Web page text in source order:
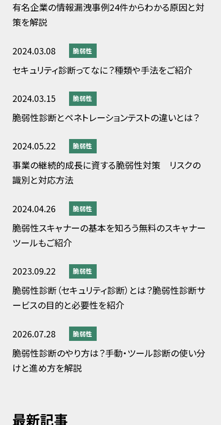
有名企業の情報漏洩事例24件からわかる原因と対
策を解説
2024.03.08 脆弱性
セキュリティ診断ってなに？種類や手法をご紹介
2024.03.15 脆弱性
脆弱性診断とペネトレーションテストの違いとは？
2024.05.22 脆弱性
事業の継続的成長に資する脆弱性対策 リスクの
識別と対応方法
2024.04.26 脆弱性
脆弱性スキャナーの基本を知ろう無料のスキャナー
ツールもご紹介
2023.09.22 脆弱性
脆弱性診断（セキュリティ診断）とは？脆弱性診断サ
ービスの目的と必要性を紹介
2026.07.28 脆弱性
脆弱性診断のやり方は？手動・ツール診断の使い分
けと進め方を解説
最新記事